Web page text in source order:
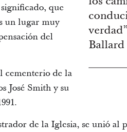
Ballard
que
un lugar muy
del
cementerio de la
José Smith y su
de la Iglesia, se unió al